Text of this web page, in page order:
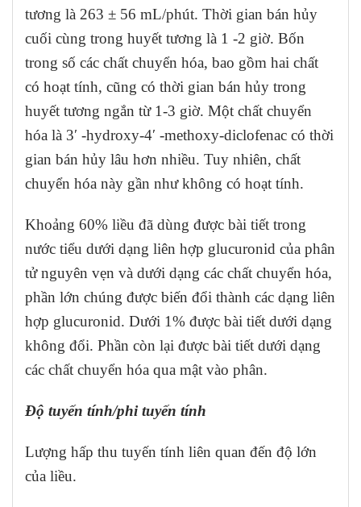
tương là 263 ± 56 mL/phút. Thời gian bán hủy
cuối cùng trong huyết tương là 1 -2 giờ. Bốn
trong số các chất chuyển hóa, bao gồm hai chất
có hoạt tính, cũng có thời gian bán hủy trong
huyết tương ngắn từ 1-3 giờ. Một chất chuyển
hóa là 3′ -hydroxy-4′ -methoxy-diclofenac có thời
gian bán hủy lâu hơn nhiều. Tuy nhiên, chất
chuyển hóa này gần như không có hoạt tính.
Khoảng 60% liều đã dùng được bài tiết trong
nước tiểu dưới dạng liên hợp glucuronid của phân
tử nguyên vẹn và dưới dạng các chất chuyển hóa,
phần lớn chúng được biến đổi thành các dạng liên
hợp glucuronid. Dưới 1% được bài tiết dưới dạng
không đổi. Phần còn lại được bài tiết dưới dạng
các chất chuyển hóa qua mật vào phân.
Độ tuyến tính/phi tuyến tính
Lượng hấp thu tuyến tính liên quan đến độ lớn
của liều.